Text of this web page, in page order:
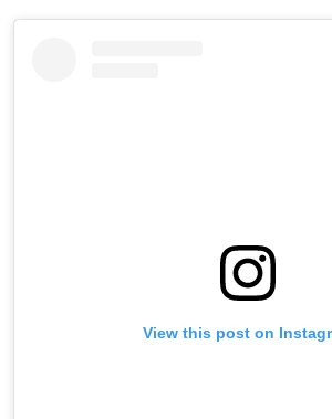
View this post on